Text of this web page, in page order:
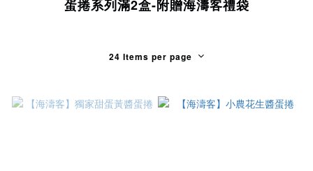
蛋捲系列滿2盒-附贈海濤客禮袋
24 Items per page